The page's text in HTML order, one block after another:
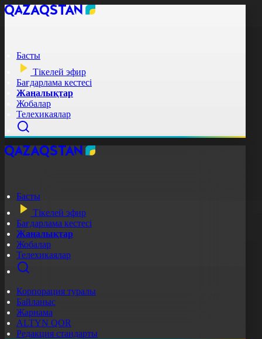
Басты
Тікелей эфир
Бағдарлама кестесі
Жаңалықтар
Жобалар
Телехикаялар
Басты
Тікелей эфир
Бағдарлама кестесі
Жаңалықтар
Жобалар
Телехикаялар
Корпорация туралы
Байланыс
Жарнама
ALTYN QOR
Редакция стандарты